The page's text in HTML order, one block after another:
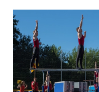
Turnfest-Saison 2023